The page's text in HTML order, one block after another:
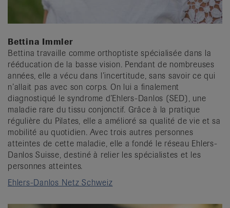
Bettina Immler
Bettina travaille comme orthoptiste spécialisée dans la
rééducation de la basse vision. Pendant de nombreuses
années, elle a vécu dans l’incertitude, sans savoir ce qui
n’allait pas avec son corps. On lui a finalement
diagnostiqué le syndrome d’Ehlers-Danlos (SED), une
maladie rare du tissu conjonctif. Grâce à la pratique
régulière du Pilates, elle a amélioré sa qualité de vie et sa
mobilité au quotidien. Avec trois autres personnes
atteintes de cette maladie, elle a fondé le réseau Ehlers-
Danlos Suisse, destiné à relier les spécialistes et les
personnes atteintes.
Ehlers-Danlos Netz Schweiz